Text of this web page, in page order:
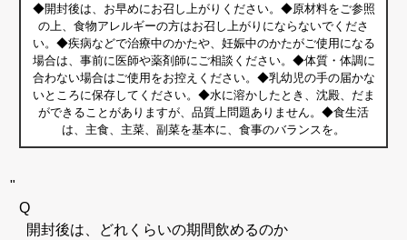
◆開封後は、お早めにお召し上がりください。◆原材料をご参照
の上、食物アレルギーの方はお召し上がりにならないでくださ
い。◆疾病などで治療中のかたや、妊娠中のかたがご使用になる
場合は、事前に医師や薬剤師にご相談ください。◆体質・体調に
合わない場合はご使用をお控えください。◆乳幼児の手の届かな
いところに保存してください。◆水に溶かしたとき、沈殿、だま
ができることがありますが、品質上問題ありません。◆食生活
は、主食、主菜、副菜を基本に、食事のバランスを。
"
Q
開封後は、どれくらいの期間飲めるのか